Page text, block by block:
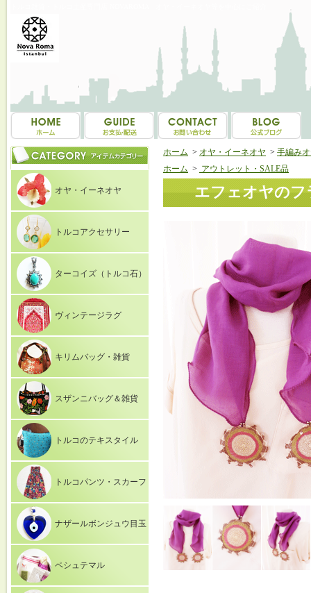
オヤ・イーネオヤ
トルコアクセサリー
ターコイズ（トルコ石）
ヴィンテージラグ
キリムバッグ・雑貨
スザンニバッグ＆雑貨
トルコのテキスタイル
トルコパンツ・スカーフ
ナザールボンジュウ目玉
ペシュテマル
ホーム > オヤ・イーネオヤ > 手編み
ホーム > アウトレット・SALE品
エフェオヤのフ